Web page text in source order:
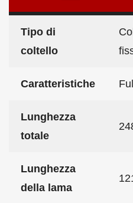
Tipo di
coltello
Caratteristiche
Lunghezza
totale
Lunghezza
della lama